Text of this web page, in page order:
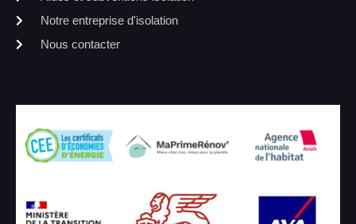
Notre entreprise d'isolation
Nous contacter